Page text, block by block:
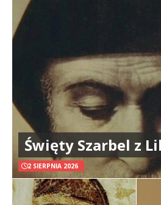
Święty Szarbel z
2 SIERPNIA 2026